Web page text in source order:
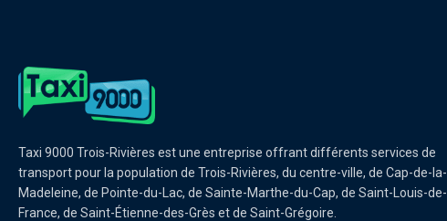
Taxi 9000 Trois-Rivières est une entreprise offrant différents services de
transport pour la population de Trois-Rivières, du centre-ville, de Cap-de-la-
Madeleine, de Pointe-du-Lac, de Sainte-Marthe-du-Cap, de Saint-Louis-de-
France, de Saint-Étienne-des-Grès et de Saint-Grégoire.